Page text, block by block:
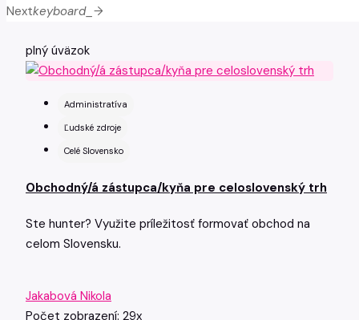
Nextkeyboard_arrow_right
plný úväzok
Administratíva
Ľudské zdroje
Celé Slovensko
Obchodný/á zástupca/kyňa pre celoslovenský trh
Ste hunter? Využite príležitosť formovať obchod na
celom Slovensku.
Jakabová Nikola
Počet zobrazení: 29x